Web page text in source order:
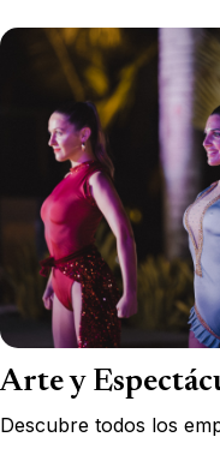
Arte y
Descubre todos los